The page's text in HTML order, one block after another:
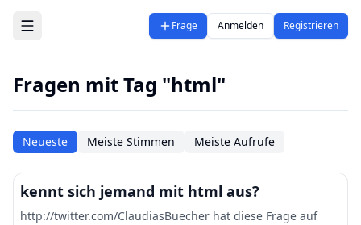
Zum Hauptinhalt springen
Frage Anmelden Registrieren
Fragen mit Tag "html"
Neueste Meiste Stimmen Meiste Aufrufe
kennt sich jemand mit html aus?
http://twitter.com/ClaudiasBuecher hat diese Frage auf